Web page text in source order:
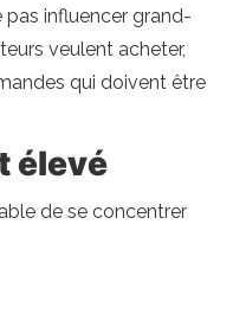
influencer grand-
veulent acheter,
qui doivent être
élevé
de se concentrer